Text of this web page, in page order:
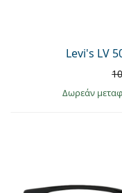
Levi's LV
Δωρεάν